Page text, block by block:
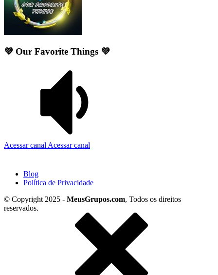
💜 Our Favorite Things 💜
Acessar canal Acessar canal
Blog
Política de Privacidade
© Copyright 2025 - MeusGrupos.com, Todos os direitos
reservados.